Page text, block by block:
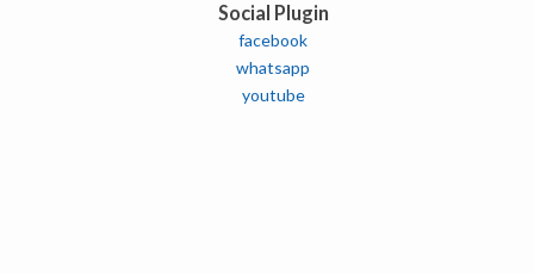
Social Plugin
facebook
whatsapp
youtube